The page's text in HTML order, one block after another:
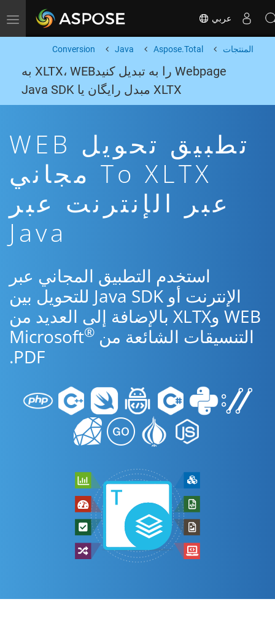
Toggle navigation عربي
المنتجات Aspose.Total
Java
Conversion
Webpage را به تبدیل کنیدXLTX، WEB به
XLTX مبدل رایگان یا Java SDK
تطبيق تحويل WEB
To XLTX مجاني
عبر الإنترنت عبر
Java
استخدم التطبيق المجاني عبر
الإنترنت أو Java SDK للتحويل بين
WEB وXLTX بالإضافة إلى العديد من
التنسيقات الشائعة من Microsoft ®
PDF.